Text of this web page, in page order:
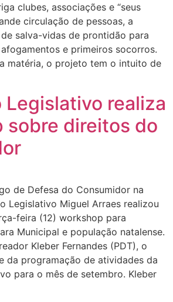
clubes, associações e “seus
circulação de pessoas, a
salva-vidas de prontidão para
e primeiros socorros.
matéria, o projeto tem o intuito de
Legislativo realiza
sobre direitos do
de Defesa do Consumidor na
Legislativo Miguel Arraes realizou
feira (12) workshop para
Municipal e população natalense.
Kleber Fernandes (PDT), o
da programação de atividades da
para o mês de setembro. Kleber